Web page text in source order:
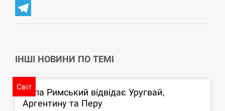
СЕРПЕНЬ
11:23
Россияне ударили “Бардеролями” по Харькову,
есть пострадавшие
Messenger
Telegram
ІНШІ НОВИНИ ПО ТЕМІ
Світ
Папа Римський відвідає Уругвай,
Аргентину та Перу